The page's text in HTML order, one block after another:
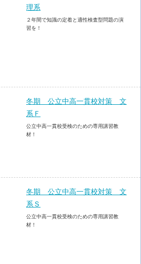
理系
２年間で知識の定着と適性検査型問題の演
習を！
冬期 公立中高一貫校対策 文
系Ｆ
公立中高一貫校受検のための専用講習教
材！
冬期 公立中高一貫校対策 文
系Ｓ
公立中高一貫校受検のための専用講習教
材！